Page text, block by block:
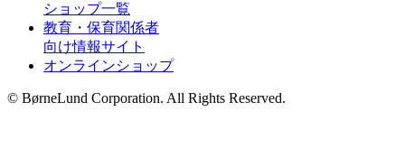
ショップ一覧
教育・保育関係者
向け情報サイト
オンラインショップ
© BørneLund Corporation. All Rights Reserved.